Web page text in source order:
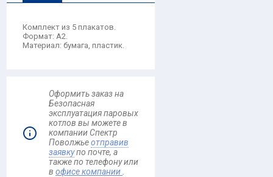
Комплект из 5 плакатов.
Формат: А2.
Материал: бумага, пластик.
Оформить заказ на
Безопасная
эксплуатация паровых
котлов вы можете в
компании Спектр
Поволжьеотправив
заявкупо почте, а
также по телефонуили
в офисе компании